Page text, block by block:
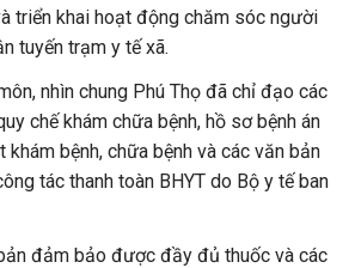
triển khai hoạt động chăm sóc người
tuyến trạm y tế xã.
nhìn chung Phú Thọ đã chỉ đạo các
chế khám chữa bệnh, hồ sơ bệnh án
bệnh, chữa bệnh và các văn bản
tác thanh toàn BHYT do Bộ y tế ban
đảm bảo được đầy đủ thuốc và các